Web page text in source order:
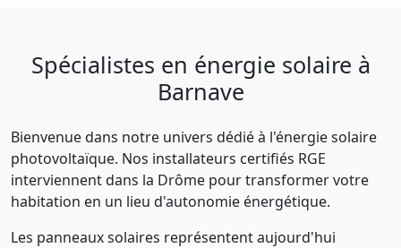
Spécialistes en énergie solaire à
Barnave
Bienvenue dans notre univers dédié à l'énergie solaire
photovoltaïque. Nos installateurs certifiés RGE
interviennent dans la Drôme pour transformer votre
habitation en un lieu d'autonomie énergétique.
Les panneaux solaires représentent aujourd'hui